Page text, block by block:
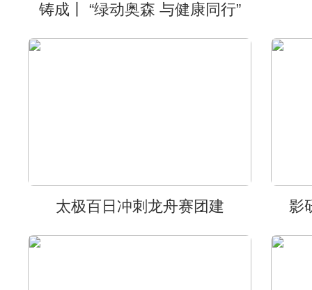
铸成丨 “绿动奥森 与健康同行”
太极百日冲刺龙舟赛团建 影